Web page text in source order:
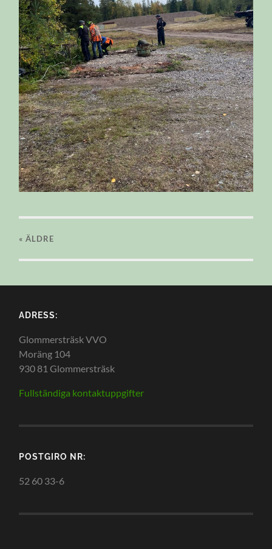
« ÄLDRE
ADRESS:
Glommersträsk VVO
Moräng 104
930 81 Glommersträsk
Fullständiga kontaktuppgifter
POSTGIRO NR:
52 60 33-6